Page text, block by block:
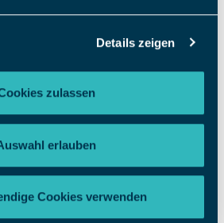
Details zeigen
zulassen
erlauben
Cookies verwenden
mitteilen:
(Strom):
0800 9218180
Störungsmeldungen